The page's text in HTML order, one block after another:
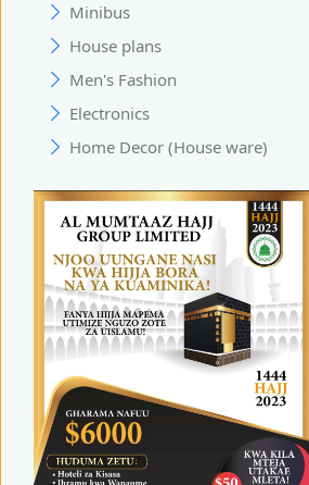
Minibus
House plans
Men's Fashion
Electronics
Home Decor (House ware)